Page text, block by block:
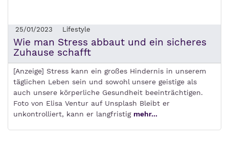
25/01/2023 Lifestyle
Wie man Stress abbaut und ein sicheres
Zuhause schafft
[Anzeige] Stress kann ein großes Hindernis in unserem
täglichen Leben sein und sowohl unsere geistige als
auch unsere körperliche Gesundheit beeinträchtigen.
Foto von Elisa Ventur auf Unsplash Bleibt er
unkontrolliert, kann er langfristig mehr...